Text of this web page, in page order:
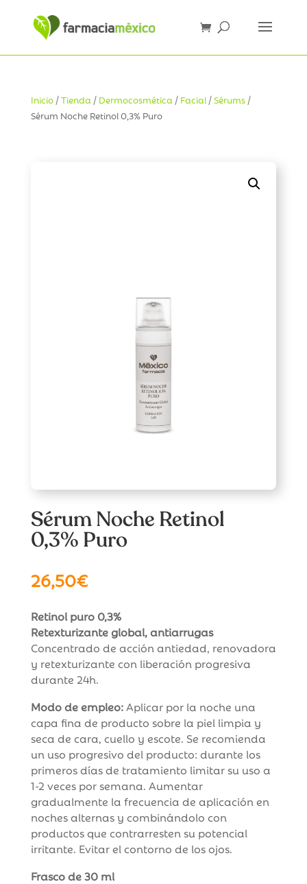
Inicio/Tienda / Dermocosmética / Facial/Sérums/
Sérum Noche Retinol 0,3% Puro
Sérum Noche Retinol
0,3% Puro
26,50€
Retinol puro 0,3%
​Retexturizante global, antiarrugas
​Concentrado de acción antiedad, renovadora
y retexturizante con liberación progresiva
durante 24h.
Modo de empleo:Aplicar por la noche una
capa fina de producto sobre la piel limpia y
seca de cara, cuello y escote. Se recomienda
un uso progresivo del producto: durante los
primeros días de tratamiento limitar su uso a
1-2 veces por semana. Aumentar
gradualmente la frecuencia de aplicación en
noches alternas y combinándolo con
productos que contrarresten su potencial
irritante. Evitar el contorno de los ojos.
Frasco de 30 ml